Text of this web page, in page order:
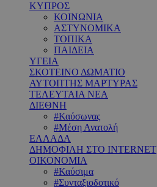
ΚΥΠΡΟΣ
ΚΟΙΝΩΝΙΑ
ΑΣΤΥΝΟΜΙΚΑ
ΤΟΠΙΚΑ
ΠΑΙΔΕΙΑ
ΥΓΕΙΑ
ΣΚΟΤΕΙΝΟ ΔΩΜΑΤΙΟ
ΑΥΤΟΠΤΗΣ ΜΑΡΤΥΡΑΣ
ΤΕΛΕΥΤΑΙΑ ΝΕΑ
ΔΙΕΘΝΗ
#Καύσωνας
#Μέση Ανατολή
ΕΛΛΑΔΑ
ΔΗΜΟΦΙΛΗ ΣΤΟ INTERNET
ΟΙΚΟΝΟΜΙΑ
#Καύσιμα
#Συνταξιοδοτικό